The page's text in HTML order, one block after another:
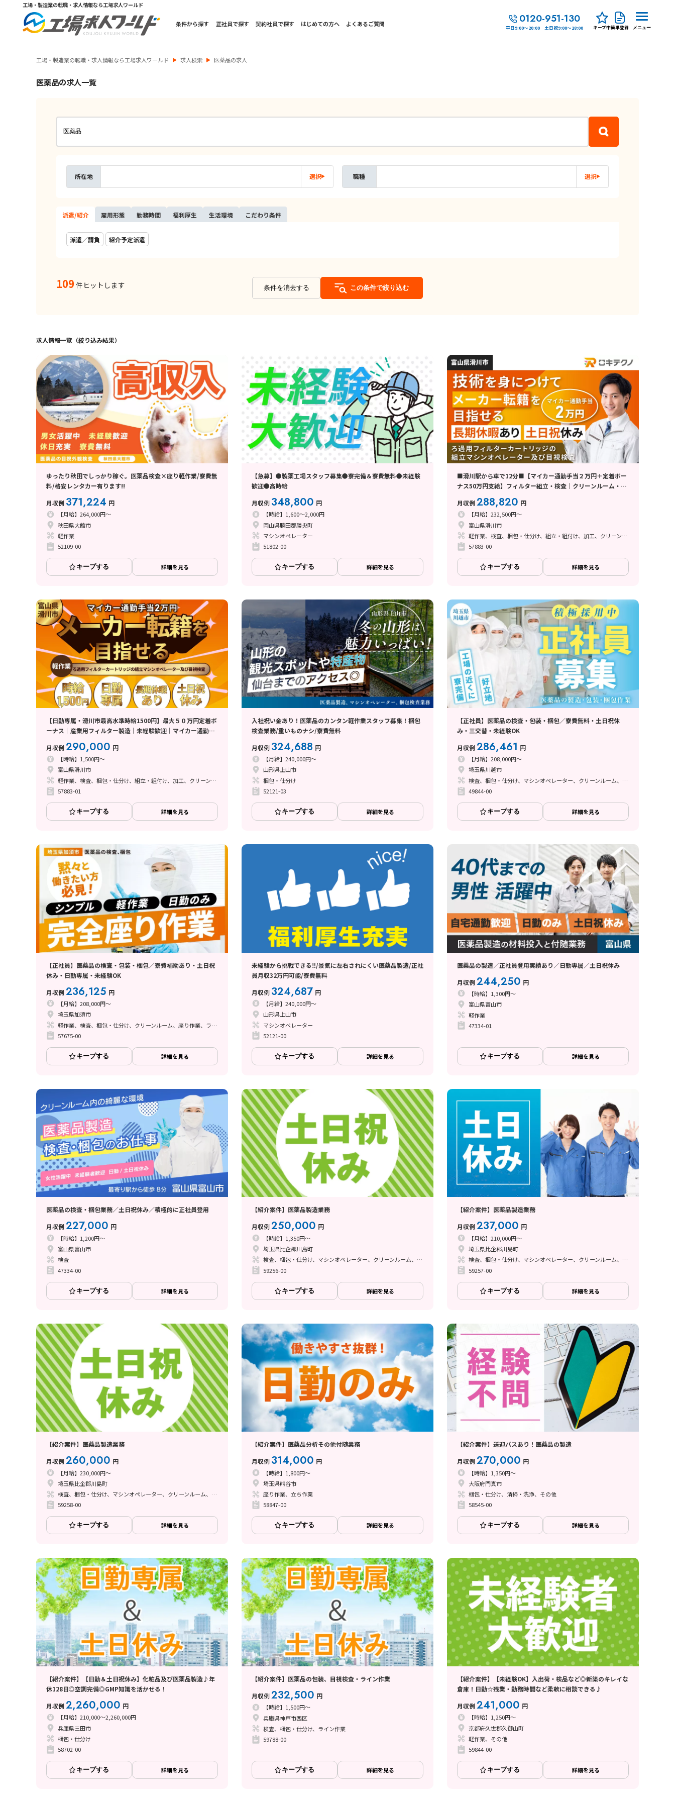
工場・製造業の転職・求人情報なら工場求人ワールド
条件から探す 正社員で探す 契約社員で探す はじめての方へ よくあるご質問 0120-951-130
平日9:00～20:00 土日祝9:00～18:00 キープ中簡単登録 メニュー
工場・製造業の転職・求人情報なら工場求人ワールド 求人検索 医薬品の求人
医薬品の求人一覧
所在地 選択 職種 選択
派遣/紹介 雇用形態 勤務時間 福利厚生 生活環境 こだわり条件
派遣／請負 紹介予定派遣
109 件ヒットします 条件を消去する この条件で絞り込む
求人情報一覧（絞り込み結果）
ゆったり秋田でしっかり稼ぐ。医薬品検査×座り軽作業/寮費無
料/格安レンタカー有ります!!
月収例 371,224 円
【月給】264,000円～
秋田県大館市
軽作業
52109-00
キープする 詳細を見る
【急募】●製薬工場スタッフ募集●寮完備＆寮費無料●未経験
歓迎●高時給
月収例 348,800 円
【時給】1,600～2,000円
岡山県勝田郡勝央町
マシンオペレーター
51802-00
キープする 詳細を見る
■滑川駅から車で12分■【マイカー通勤手当２万円＋定着ボー
ナス50万円支給】フィルター組立・検査｜クリーンルーム・残
月収例288,820 円
【月給】232,500円～
富山県滑川市
軽作業、検査、梱包・仕分け、組立・組付け、加工、クリーンルーム、清掃・洗浄、立ち作業
57883-00
キープする 詳細を見る
【日勤専属・滑川市最高水準時給1500円】最大５０万円定着ボ
ーナス｜産業用フィルター製造｜未経験歓迎｜マイカー通勤手
月収例290,000 円
【時給】1,500円～
富山県滑川市
軽作業、検査、梱包・仕分け、組立・組付け、加工、クリーンルーム、清掃・洗浄、立ち作業
57883-01
キープする 詳細を見る
入社祝い金あり！医薬品のカンタン軽作業スタッフ募集！梱包
検査業務/重いものナシ/寮費無料
月収例 324,688 円
【月給】240,000円～
山形県上山市
梱包・仕分け
52121-03
キープする 詳細を見る
【正社員】医薬品の検査・包装・梱包／寮費無料・土日祝休
み・三交替・未経験OK
月収例286,461 円
【月給】208,000円～
埼玉県川越市
検査、梱包・仕分け、マシンオペレーター、クリーンルーム、座り作業、ライン作業
49844-00
キープする 詳細を見る
【正社員】医薬品の検査・包装・梱包／寮費補助あり・土日祝
休み・日勤専属・未経験OK
月収例236,125 円
【月給】208,000円～
埼玉県加須市
軽作業、検査、梱包・仕分け、クリーンルーム、座り作業、ライン作業
57675-00
キープする 詳細を見る
未経験から挑戦できる‼/景気に左右されにくい医薬品製造/正社
員月収32万円可能/寮費無料
月収例 324,687 円
【月給】240,000円～
山形県上山市
マシンオペレーター
52121-00
キープする 詳細を見る
医薬品の製造／正社員登用実績あり／日勤専属／土日祝休み
月収例244,250 円
【時給】1,300円～
富山県富山市
軽作業
47334-01
キープする 詳細を見る
医薬品の検査・梱包業務／土日祝休み／積極的に正社員登用
月収例227,000 円
【時給】1,200円～
富山県富山市
検査
47334-00
キープする 詳細を見る
【紹介案件】医薬品製造業務
月収例250,000 円
【時給】1,350円～
埼玉県比企郡川島町
検査、梱包・仕分け、マシンオペレーター、クリーンルーム、ライン作業、その他
59256-00
キープする 詳細を見る
【紹介案件】医薬品製造業務
月収例237,000 円
【月給】210,000円～
埼玉県比企郡川島町
検査、梱包・仕分け、マシンオペレーター、クリーンルーム、ライン作業、その他
59257-00
キープする 詳細を見る
【紹介案件】医薬品製造業務
月収例260,000 円
【月給】230,000円～
埼玉県比企郡川島町
検査、梱包・仕分け、マシンオペレーター、クリーンルーム、ライン作業、その他
59258-00
キープする 詳細を見る
【紹介案件】医薬品分析その他付随業務
月収例 314,000 円
【時給】1,800円～
埼玉県熊谷市
座り作業、立ち作業
58847-00
キープする 詳細を見る
【紹介案件】送迎バスあり！医薬品の製造
月収例270,000 円
【時給】1,350円～
大阪府門真市
梱包・仕分け、清掃・洗浄、その他
58545-00
キープする 詳細を見る
【紹介案件】【日勤＆土日祝休み】化粧品及び医薬品製造♪年
休128日◎空調完備◎GMP知識を活かせる！
月収例2,260,000 円
【月給】210,000～2,260,000円
兵庫県三田市
梱包・仕分け
58702-00
キープする 詳細を見る
【紹介案件】医薬品の包装、目視検査・ライン作業
月収例232,500 円
【時給】1,500円～
兵庫県神戸市西区
検査、梱包・仕分け、ライン作業
59788-00
キープする 詳細を見る
【紹介案件】【未経験OK】入出荷・検品など◎新築のキレイな
倉庫！日勤☆残業・勤務時間など柔軟に相談できる♪
月収例241,000 円
【時給】1,250円～
京都府久世郡久御山町
軽作業、その他
59844-00
キープする 詳細を見る